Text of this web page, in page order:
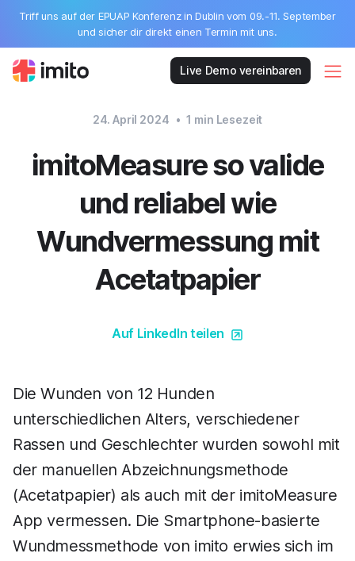
Triff uns auf der EPUAP Konferenz in Dublin vom 09.-11. September
und sicher dir direkt einen Termin mit uns.
Live Demo vereinbaren
24. April 2024 • 1 min Lesezeit
imitoMeasure so valide
und reliabel wie
Wundvermessung mit
Acetatpapier
Auf LinkedIn teilen
Die Wunden von 12 Hunden
unterschiedlichen Alters, verschiedener
Rassen und Geschlechter wurden sowohl mit
der manuellen Abzeichnungsmethode
(Acetatpapier) als auch mit der imitoMeasure
App vermessen. Die Smartphone-basierte
Wundmessmethode von imito erwies sich im